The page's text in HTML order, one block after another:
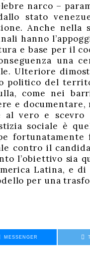
narco –
stato
Anche
hanno
e base per il
una
Ulteriore
politico del
come nei
e
al vero e
sociale è
contro il
l’obiettivo
Latina, e
per una
MESSENGER